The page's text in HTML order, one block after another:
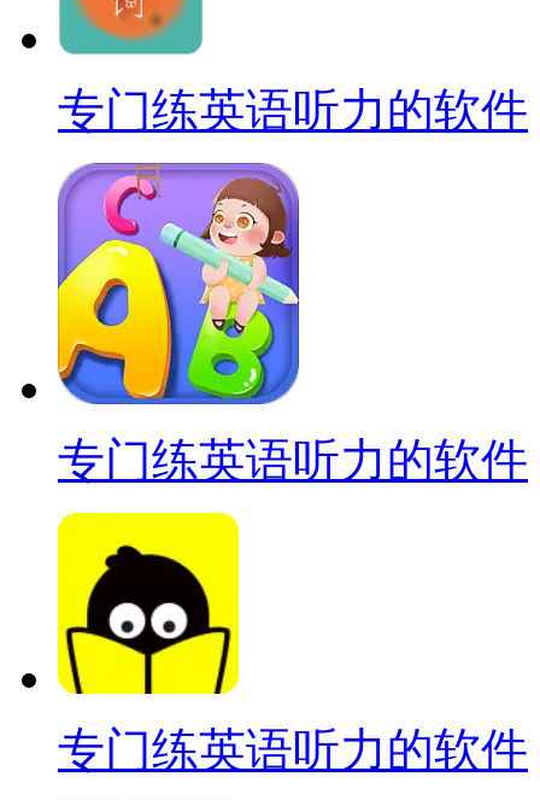
专门练英语听力的软件
专门练英语听力的软件
专门练英语听力的软件